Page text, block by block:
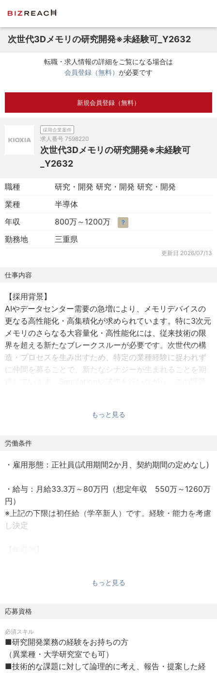
次世代3Dメモリの研究開発※未経験可_Y2632
転職・求人情報の詳細をご覧になる場合は
会員登録（無料） が必要です
新規会員登録（無料）
採用企業案件
求人番号 7598220
次世代3Dメモリの研究開発※未経験可
_Y2632
職種
研究・開発 研究・開発 研究・開発
業種
半導体
年収
800万～1200万 ？
勤務地 三重県
更新日 2026/07/13
仕事内容
【採用背景】
AIやデータセンター需要の急増により、メモリデバイスの
更なる高性能化・高集積化が求められています。特に3次元
メモリのさらなる大容量化・高性能化には、従来技術の限
界を超える新たなブレークスルーが必要です。次世代の構
造・プロセスを生み出すため、特定の業種経験に捉われず
に仲間を募ることで、新たなシナジーが生まれることを期
対して技術的優位性を確保しつつ、物理的限界に挑む革新
す。大容量化と低コスト化・高性能化の両立という相反す
使命です。
【お任せする業務】
次世代の3Dメモリに向けた新規技術の研究開発を担当いた
【具体的な仕事内容】
新たなメモリ構造やデバイスコンセプトの先行開発を行い
ます。物理的限界を打破するための技術探索を行います。
もっと見る
労働条件
・雇用形態：正社員(試用期間2か月、契約期間の定めなし)
・給与：月給33.3万～80万円（想定年収 550万～1260万
円）
※上記の下限は初任給（学卒新人）です。経験・能力を考慮
し決定
※各種手当には、住宅費補助、家賃補助、次世代育成手当、
※各種手当には、住宅費補助、家賃補助、20時間/月相当の
時間外勤務手当含む。
・勤務時間 ：8時30分～17時15分(※休憩時間60分、フレッ
もっと見る
応募資格
必須スキル
■研究開発業務の経験をお持ちの方
（異業種・大学研究室でも可）
■技術的な課題に対して論理的に考え、報告・提案した経